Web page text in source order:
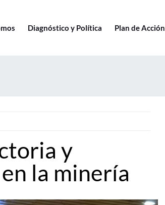
Diagnóstico y Política Plan de Acción
y
la minería